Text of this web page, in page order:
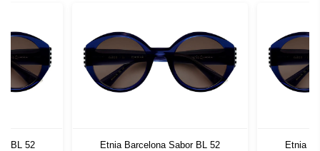
BL 52
Etnia Barcelona Sabor BL 52
Etnia